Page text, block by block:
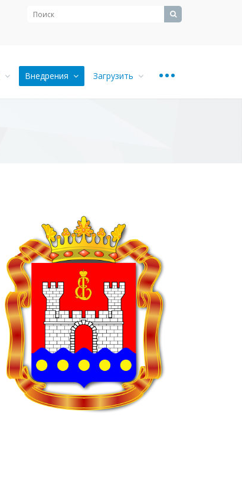
Внедрения Загрузить ...